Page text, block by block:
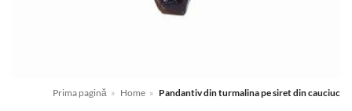
Prima pagină » Home » Pandantiv din turmalina pe siret din cauciuc